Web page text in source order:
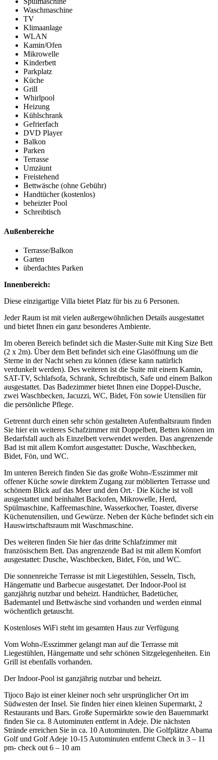
Waschmaschine
TV
Klimaanlage
WLAN
Kamin/Ofen
Mikrowelle
Kinderbett
Parkplatz
Küche
Grill
Whirlpool
Heizung
Kühlschrank
Gefrierfach
DVD Player
Balkon
Parken
Terrasse
Umzäunt
Freistehend
Bettwäsche (ohne Gebühr)
Handtücher (kostenlos)
beheizter Pool
Schreibtisch
Außenbereiche
Terrasse/Balkon
Garten
überdachtes Parken
Innenbereich:
Diese einzigartige Villa bietet Platz für bis zu 6 Personen.
Jeder Raum ist mit vielen außergewöhnlichen Details ausgestattet
und bietet Ihnen ein ganz besonderes Ambiente.
Im oberen Bereich befindet sich die Master-Suite mit King Size Bett
(2 x 2m). Über dem Bett befindet sich eine Glasöffnung um die
Sterne in der Nacht sehen zu können (diese kann natürlich
verdunkelt werden). Des weiteren ist die Suite mit einem Kamin,
SAT-TV, Schlafsofa, Schrank, Schreibtisch, Safe und einem Balkon
ausgestattet. Das Badezimmer bietet Ihnen eine Doppel-Dusche,
zwei Waschbecken, Jacuzzi, WC, Bidet, Fön sowie Utensilien für
die persönliche Pflege.
Getrennt durch einen sehr schön gestalteten Aufenthaltsraum finden
Sie hier ein weiteres Schafzimmer mit Doppelbett, Betten können im
Bedarfsfall auch als Einzelbett verwendet werden. Das angrenzende
Bad ist mit allem Komfort ausgestattet: Dusche, Waschbecken,
Bidet, Fön, und WC.
Im unteren Bereich finden Sie das große Wohn-/Esszimmer mit
offener Küche sowie direktem Zugang zur möblierten Terrasse und
schönem Blick auf das Meer und den Ort.· Die Küche ist voll
ausgestattet und beinhaltet Backofen, Mikrowelle, Herd,
Spülmaschine, Kaffeemaschine, Wasserkocher, Toaster, diverse
Küchenutensilien, und Gewürze. Neben der Küche befindet sich ein
Hauswirtschaftsraum mit Waschmaschine.
Des weiteren finden Sie hier das dritte Schlafzimmer mit
französischem Bett. Das angrenzende Bad ist mit allem Komfort
ausgestattet: Dusche, Waschbecken, Bidet, Fön, und WC.
Die sonnenreiche Terrasse ist mit Liegestühlen, Sesseln, Tisch,
Hängematte und Barbecue ausgestattet. Der Indoor-Pool ist
ganzjährig nutzbar und beheizt. Handtücher, Badetücher,
Bademantel und Bettwäsche sind vorhanden und werden einmal
wöchentlich getauscht.
Kostenloses WiFi steht im gesamten Haus zur Verfügung
Vom Wohn-/Esszimmer gelangt man auf die Terrasse mit
Liegestühlen, Hängematte und sehr schönen Sitzgelegenheiten. Ein
Grill ist ebenfalls vorhanden.
Der Indoor-Pool ist ganzjährig nutzbar und beheizt.
Tijoco Bajo ist einer kleiner noch sehr ursprünglicher Ort im
Südwesten der Insel. Sie finden hier einen kleinen Supermarkt, 2
Restaurants und Bars. Große Supermärkte sowie den Bauernmarkt
finden Sie ca. 8 Autominuten entfernt in Adeje. Die nächsten
Strände erreichen Sie in ca. 10 Autominuten. Die Golfplätze Abama
Golf und Golf Adeje 10-15 Autominuten entfernt Check in 3 – 11
pm- check out 6 – 10 am